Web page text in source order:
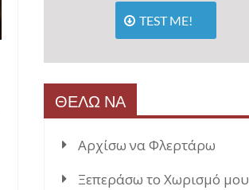
TEST ME!
ΘΕΛΩ ΝΑ
Αρχίσω να Φλερτάρω
Ξεπεράσω το Χωρισμό μου